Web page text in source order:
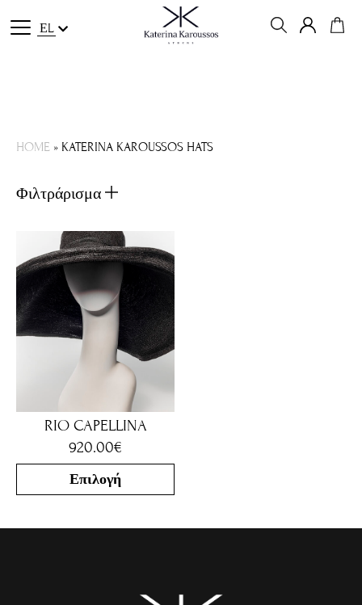
ΕL
HOME » KATERINA KAROUSSOS HATS
Φιλτράρισμα
RIO CAPELLINA
920.00€
Επιλογή